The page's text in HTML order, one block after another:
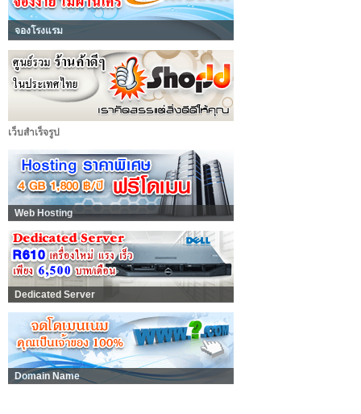
จองโรงแรม
เว็บสำเร็จรูป
Web Hosting
Dedicated Server
Domain Name